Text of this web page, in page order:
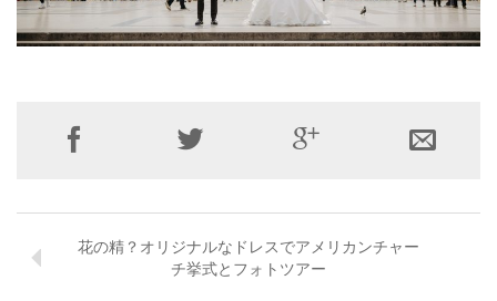
花の精？オリジナルなドレスでアメリカンチャー
チ挙式とフォトツアー